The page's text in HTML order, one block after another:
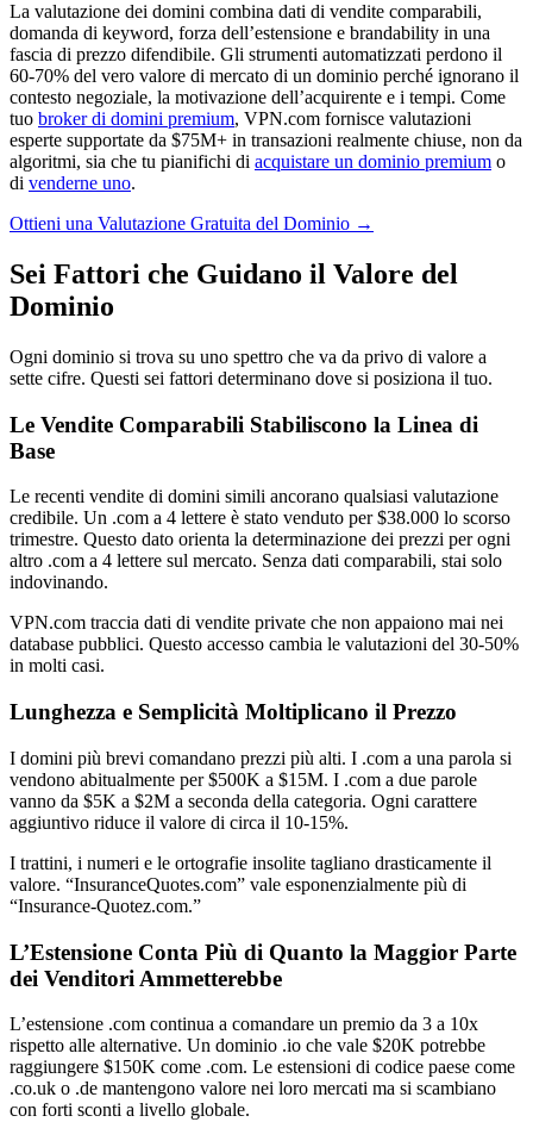
La valutazione dei domini combina dati di vendite comparabili,
domanda di keyword, forza dell’estensione e brandability in una
fascia di prezzo difendibile. Gli strumenti automatizzati perdono il
60-70% del vero valore di mercato di un dominio perché ignorano il
contesto negoziale, la motivazione dell’acquirente e i tempi. Come
tuo broker di domini premium, VPN.com fornisce valutazioni
esperte supportate da $75M+ in transazioni realmente chiuse, non da
algoritmi, sia che tu pianifichi di acquistare un dominio premium o
di venderne uno.
Ottieni una Valutazione Gratuita del Dominio →
Sei Fattori che Guidano il Valore del
Dominio
Ogni dominio si trova su uno spettro che va da privo di valore a
sette cifre. Questi sei fattori determinano dove si posiziona il tuo.
Le Vendite Comparabili Stabiliscono la Linea di
Base
Le recenti vendite di domini simili ancorano qualsiasi valutazione
credibile. Un .com a 4 lettere è stato venduto per $38.000 lo scorso
trimestre. Questo dato orienta la determinazione dei prezzi per ogni
altro .com a 4 lettere sul mercato. Senza dati comparabili, stai solo
indovinando.
VPN.com traccia dati di vendite private che non appaiono mai nei
database pubblici. Questo accesso cambia le valutazioni del 30-50%
in molti casi.
Lunghezza e Semplicità Moltiplicano il Prezzo
I domini più brevi comandano prezzi più alti. I .com a una parola si
vendono abitualmente per $500K a $15M. I .com a due parole
vanno da $5K a $2M a seconda della categoria. Ogni carattere
aggiuntivo riduce il valore di circa il 10-15%.
I trattini, i numeri e le ortografie insolite tagliano drasticamente il
valore. “InsuranceQuotes.com” vale esponenzialmente più di
“Insurance-Quotez.com.”
L’Estensione Conta Più di Quanto la Maggior Parte
dei Venditori Ammetterebbe
L’estensione .com continua a comandare un premio da 3 a 10x
rispetto alle alternative. Un dominio .io che vale $20K potrebbe
raggiungere $150K come .com. Le estensioni di codice paese come
.co.uk o .de mantengono valore nei loro mercati ma si scambiano
con forti sconti a livello globale.